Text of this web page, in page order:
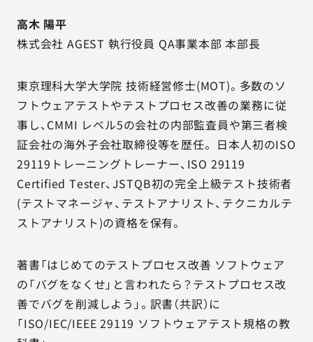
高木 陽平
株式会社 AGEST 執行役員 QA事業本部 本部長
東京理科大学大学院 技術経営修士(MOT)。多数のソ
フトウェアテストやテストプロセス改善の業務に従
事し、CMMI レベル5の会社の内部監査員や第三者検
証会社の海外子会社取締役等を歴任。 日本人初のISO
29119トレーニングトレーナー、ISO 29119
Certified Tester、JSTQB初の完全上級テスト技術者
(テストマネージャ、テストアナリスト、テクニカルテ
ストアナリスト)の資格を保有。
著書「はじめてのテストプロセス改善 ソフトウェア
の「バグをなくせ」と言われたら？テストプロセス改
善でバグを削減しよう」。訳書（共訳）に
「ISO/IEC/IEEE 29119 ソフトウェアテスト規格の教